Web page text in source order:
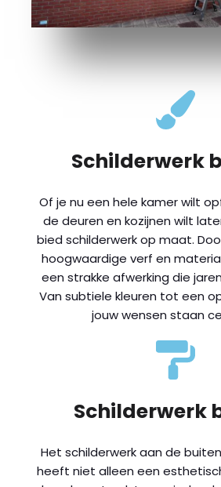
Schilderwerk
Of je nu een hele kamer wilt
de deuren en kozijnen wilt
bied schilderwerk op maat.
hoogwaardige verf en
een strakke afwerking die
Van subtiele kleuren tot een
jouw wensen staan
Schilderwerk
Het schilderwerk aan de
heeft niet alleen een